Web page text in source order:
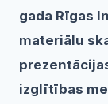
gada Rīgas
materiālu
izglītības